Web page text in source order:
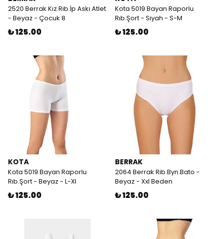
2520 Berrak Kız Rib.İp Askı Atlet
- Beyaz - Çocuk 8
₺ 125.00
Kota 5019 Bayan Raporlu
Rıb.Şort - Siyah - S-M
₺ 125.00
KOTA
Kota 5019 Bayan Raporlu
Rıb.Şort - Beyaz - L-Xl
₺ 125.00
BERRAK
2064 Berrak Rib.Byn.Bato -
Beyaz - Xxl Beden
₺ 125.00